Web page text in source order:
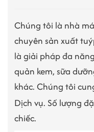
Chúng tôi là nhà
chuyên sản xuất
là giải pháp đa
quản kem, sữa
khác. Chúng tôi
Dịch vụ. Số lượng
chiếc.